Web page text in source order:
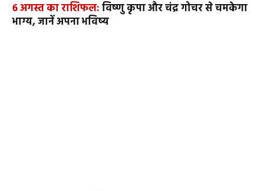
6 अगस्त का राशिफल:विष्णु कृपा और चंद्र गोचर से चमकेगा
भाग्य, जानें अपना भविष्य